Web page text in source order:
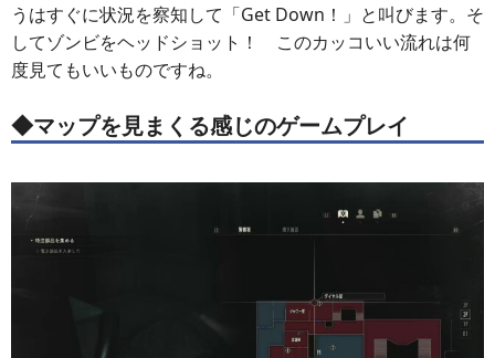
うはすぐに状況を察知して「Get Down！」と叫びます。そ
してゾンビをヘッドショット！ このカッコいい流れは何
度見てもいいものですね。
◆マップを見まくる感じのゲームプレイ